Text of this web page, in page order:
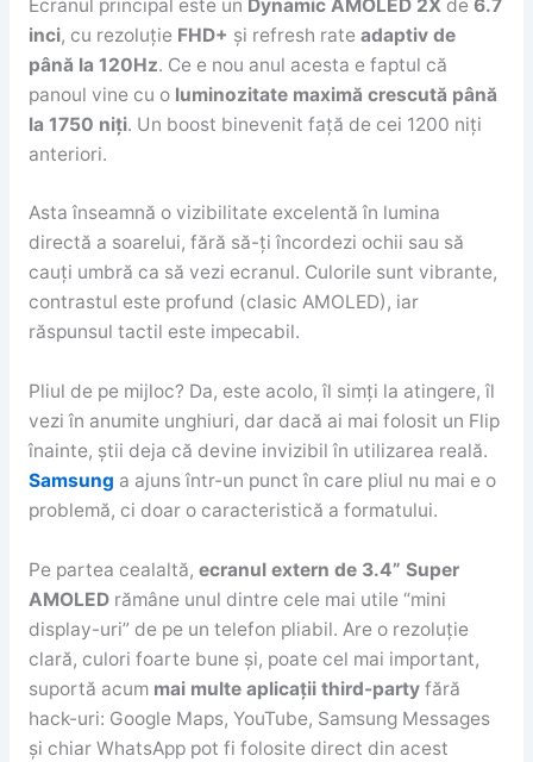
Ecranul principal este un Dynamic AMOLED 2X de 6.7
inci, cu rezoluție FHD+ și refresh rate adaptiv de
până la 120Hz. Ce e nou anul acesta e faptul că
panoul vine cu o luminozitate maximă crescută până
la 1750 niți. Un boost binevenit față de cei 1200 niți
anteriori.
Asta înseamnă o vizibilitate excelentă în lumina
directă a soarelui, fără să-ți încordezi ochii sau să
cauți umbră ca să vezi ecranul. Culorile sunt vibrante,
contrastul este profund (clasic AMOLED), iar
răspunsul tactil este impecabil.
Pliul de pe mijloc? Da, este acolo, îl simți la atingere, îl
vezi în anumite unghiuri, dar dacă ai mai folosit un Flip
înainte, știi deja că devine invizibil în utilizarea reală.
Samsung a ajuns într-un punct în care pliul nu mai e o
problemă, ci doar o caracteristică a formatului.
Pe partea cealaltă, ecranul extern de 3.4” Super
AMOLEDrămâne unul dintre cele mai utile “mini
display-uri” de pe un telefon pliabil. Are o rezoluție
clară, culori foarte bune și, poate cel mai important,
suportă acum mai multe aplicații third-partyfără
hack-uri: Google Maps, YouTube, Samsung Messages
și chiar WhatsApp pot fi folosite direct din acest